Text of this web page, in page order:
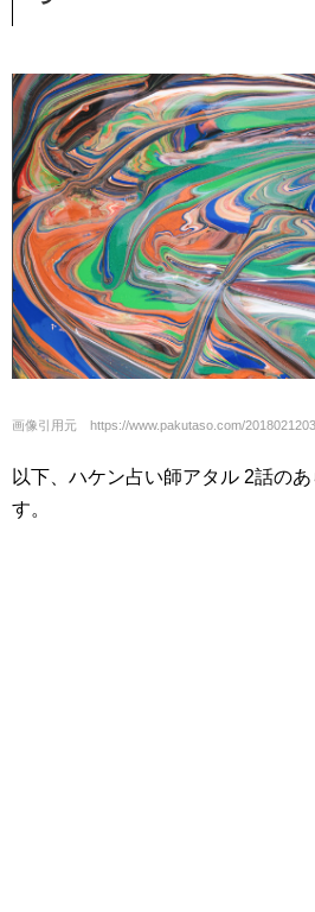
画像引用元 https://www.pakutaso.com/
以下、ハケン占い師アタル 2話の
す。